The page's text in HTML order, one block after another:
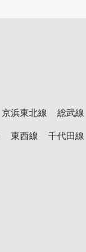
京浜東北線 総武線
東西線 千代田線